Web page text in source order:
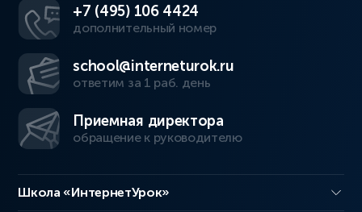
+7 (495) 106 4424
дополнительный номер
school@interneturok.ru
ответим за 1 раб. день
Приемная директора
обращение к руководителю
Школа «ИнтернетУрок»